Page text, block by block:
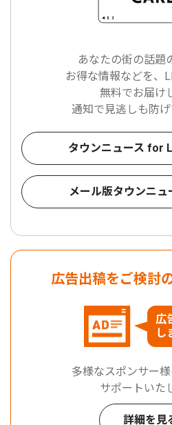
あなたの街の話題
お得な情報などを、
無料でお届け
通知で見逃しも防げ
タウンニュース for
メール版タウンニュ
広告出稿をご検討
広
し
多様なスポンサー
サポートいた
詳細を見